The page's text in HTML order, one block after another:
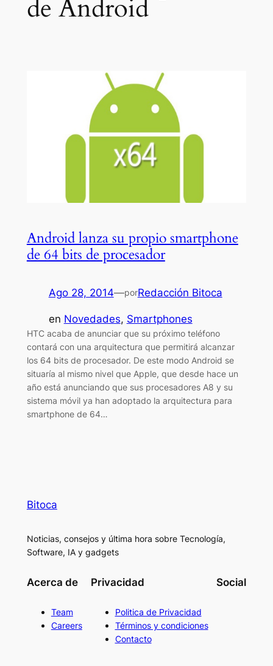
de Android
Android lanza su propio smartphone
de 64 bits de procesador
Ago 28, 2014—porRedacción Bitoca
en Novedades, Smartphones
HTC acaba de anunciar que su próximo teléfono
contará con una arquitectura que permitirá alcanzar
los 64 bits de procesador. De este modo Android se
situaría al mismo nivel que Apple, que desde hace un
año está anunciando que sus procesadores A8 y su
sistema móvil ya han adoptado la arquitectura para
smartphone de 64…
Bitoca
Noticias, consejos y última hora sobre Tecnología,
Software, IA y gadgets
Acerca de
Team
Careers
Privacidad
Politica de Privacidad
Términos y condiciones
Contacto
Social